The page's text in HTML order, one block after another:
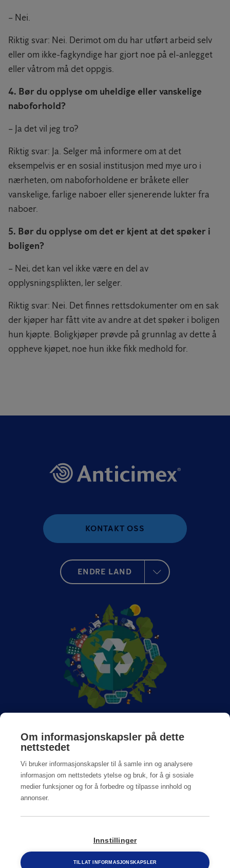
– Nei.
Riktig svar: Nei. Derimot om du har utført arbeid selv
eller om ikke-fagkyndige har gjort noe på el-anlegget
eller våtrom må det oppgis.
4. Bør du opplyse om uheldige eller vanskelige
naboforhold?
– Ja det vil jeg tro?
Riktig svar: Ja. Selger må informere om at det
eksempelvis er en sosial institusjon med mye uro i
nærheten, om naboforholdene er bråkete eller
vanskelige, farlige naboer eller sjenerende lukter fra
naboer.
5. Bør du opplyse om det er kjent at det spøker i
boligen?
– Nei, det kan vel ikke være en del av
opplysningsplikten, ler selger.
Riktig svar: Nei. Det finnes rettsdokumenter om en sak
der kjøper har fått vite av andre at det spøker i boligen
hun kjøpte. Boligkjøper prøvde på grunnlag av dette å
oppheve kjøpet, noe hun ikke fikk medhold for.
KONTAKT OSS
ENDRE LAND
Personvern og Cookiepolicy
© Copyright2026Anticimex
Om informasjonskapsler på dette
nettstedet
Vi bruker informasjonskapsler til å samle inn og analysere
informasjon om nettstedets ytelse og bruk, for å gi sosiale
medier funksjoner og for å forbedre og tilpasse innhold og
annonser.
Innstillinger
TILLAT INFORMASJONSKAPSLER